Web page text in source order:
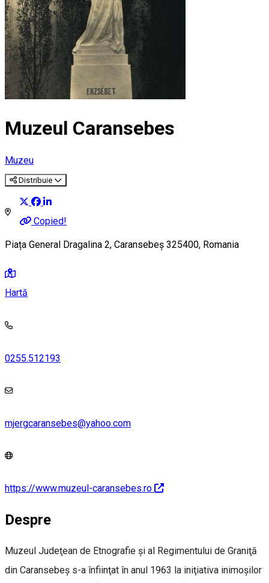
Muzeul Caransebes
Muzeu
Distribuie
Copied!
Piața General Dragalina 2, Caransebeș 325400, Romania
Hartă
0255.512193
mjergcaransebes@yahoo.com
https://www.muzeul-caransebes.ro
Despre
Muzeul Judeţean de Etnografie şi al Regimentului de Graniţă
din Caransebeş s-a înfiinţat în anul 1963 la iniţiativa inimoşilor